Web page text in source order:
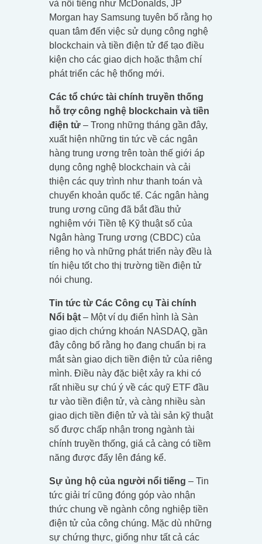
và nổi tiếng như McDonalds, JP
Morgan hay Samsung tuyên bố rằng họ
quan tâm đến việc sử dụng công nghệ
blockchain và tiền điện tử để tạo điều
kiện cho các giao dịch hoặc thậm chí
phát triển các hệ thống mới.
Các tổ chức tài chính truyền thống
hỗ trợ công nghệ blockchain và tiền
điện tử – Trong những tháng gần đây,
xuất hiện những tin tức về các ngân
hàng trung ương trên toàn thế giới áp
dụng công nghệ blockchain và cải
thiện các quy trình như thanh toán và
chuyển khoản quốc tế. Các ngân hàng
trung ương cũng đã bắt đầu thử
nghiệm với Tiền tệ Kỹ thuật số của
Ngân hàng Trung ương (CBDC) của
riêng họ và những phát triển này đều là
tín hiệu tốt cho thị trường tiền điện tử
nói chung.
Tin tức từ Các Công cụ Tài chính
Nổi bật – Một ví dụ điển hình là Sàn
giao dịch chứng khoán NASDAQ, gần
đây công bố rằng họ đang chuẩn bị ra
mắt sàn giao dịch tiền điện tử của riêng
mình. Điều này đặc biệt xảy ra khi có
rất nhiều sự chú ý về các quỹ ETF đầu
tư vào tiền điện tử, và càng nhiều sàn
giao dịch tiền điện tử và tài sản kỹ thuật
số được chấp nhận trong ngành tài
chính truyền thống, giá cả càng có tiềm
năng được đẩy lên đáng kể.
Sự ủng hộ của người nổi tiếng – Tin
tức giải trí cũng đóng góp vào nhận
thức chung về ngành công nghiệp tiền
điện tử của công chúng. Mặc dù những
sự chứng thực, giống như tất cả các